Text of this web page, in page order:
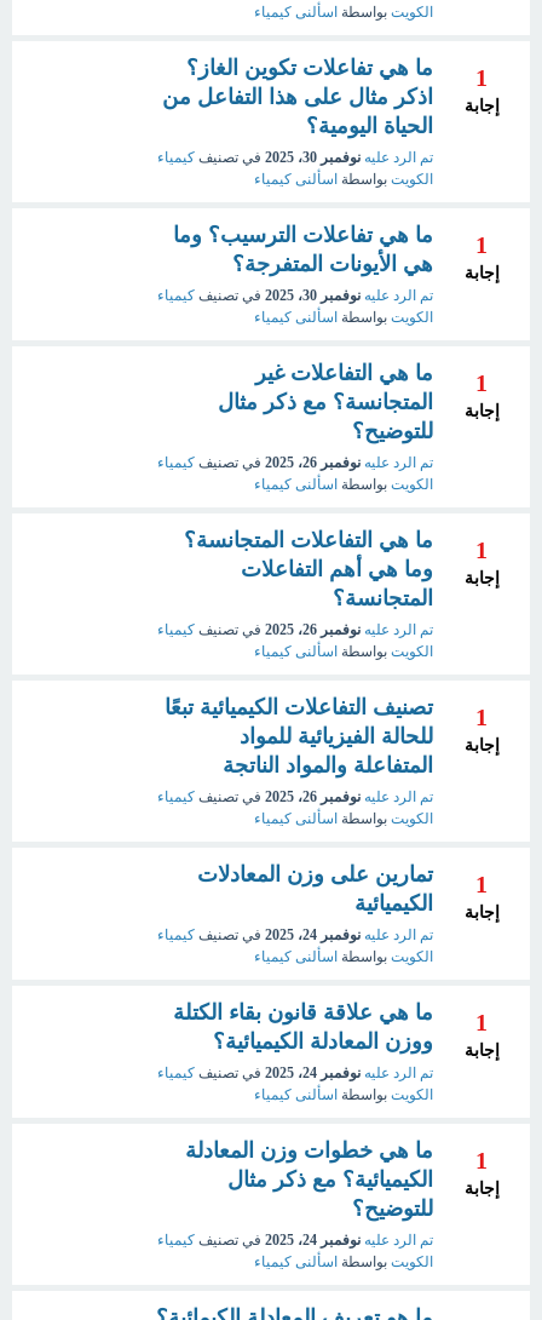
الكويت بواسطة اسألنى كيمياء
1
إجابة
ما هي تفاعلات تكوين الغاز؟
اذكر مثال على هذا التفاعل من
الحياة اليومية؟
تم الرد عليه نوفمبر 30، 2025 في تصنيف كيمياء
الكويت بواسطة اسألنى كيمياء
1
إجابة
ما هي تفاعلات الترسيب؟ وما
هي الأيونات المتفرجة؟
تم الرد عليه نوفمبر 30، 2025 في تصنيف كيمياء
الكويت بواسطة اسألنى كيمياء
1
إجابة
ما هي التفاعلات غير
المتجانسة؟ مع ذكر مثال
للتوضيح؟
تم الرد عليه نوفمبر 26، 2025 في تصنيف كيمياء
الكويت بواسطة اسألنى كيمياء
1
إجابة
ما هي التفاعلات المتجانسة؟
وما هي أهم التفاعلات
المتجانسة؟
تم الرد عليه نوفمبر 26، 2025 في تصنيف كيمياء
الكويت بواسطة اسألنى كيمياء
1
إجابة
تصنيف التفاعلات الكيميائية تبعًا
للحالة الفيزيائية للمواد
المتفاعلة والمواد الناتجة
تم الرد عليه نوفمبر 26، 2025 في تصنيف كيمياء
الكويت بواسطة اسألنى كيمياء
1
إجابة
تمارين على وزن المعادلات
الكيميائية
تم الرد عليه نوفمبر 24، 2025 في تصنيف كيمياء
الكويت بواسطة اسألنى كيمياء
1
إجابة
ما هي علاقة قانون بقاء الكتلة
ووزن المعادلة الكيميائية؟
تم الرد عليه نوفمبر 24، 2025 في تصنيف كيمياء
الكويت بواسطة اسألنى كيمياء
1
إجابة
ما هي خطوات وزن المعادلة
الكيميائية؟ مع ذكر مثال
للتوضيح؟
تم الرد عليه نوفمبر 24، 2025 في تصنيف كيمياء
الكويت بواسطة اسألنى كيمياء